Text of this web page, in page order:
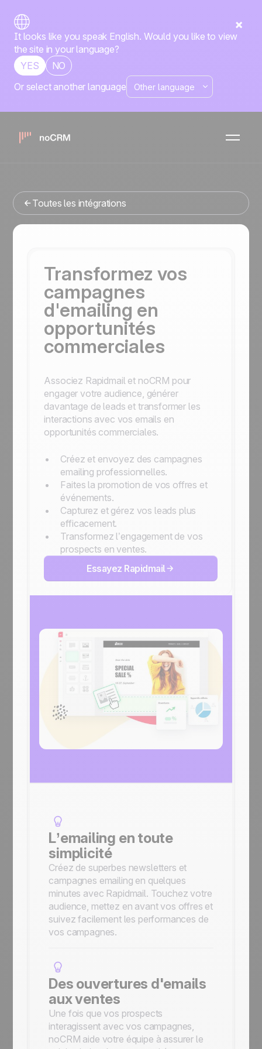
It looks like you speak English. Would you like to view
the site in your language?
YES
NO
Or select another language
Native Famille Positive
rapidmailxnoCRM
Vous cherchez un outil de gestion commerciale qui
Toutes les intégrations
Transformez vos
campagnes
d'emailing en
opportunités
commerciales
Associez Rapidmail et noCRM pour
engager votre audience, générer
davantage de leads et transformer les
interactions avec vos emails en
opportunités commerciales.
Créez et envoyez des campagnes
emailing professionnelles.
Faites la promotion de vos offres et
événements.
Capturez et gérez vos leads plus
efficacement.
Transformez l’engagement de vos
prospects en ventes.
Essayez Rapidmail
L’emailing en toute
simplicité
Créez de superbes newsletters et
campagnes emailing en quelques
minutes avec Rapidmail. Touchez votre
audience, mettez en avant vos offres et
suivez facilement les performances de
vos campagnes.
Des ouvertures d'emails
aux ventes
Une fois que vos prospects
interagissent avec vos campagnes,
noCRM aide votre équipe à assurer le